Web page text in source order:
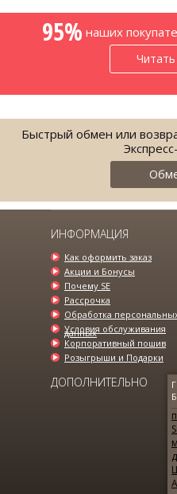
МУЖСКОЙ
95% наших
Быстрый обмен или
ИНФОРМАЦИЯ
Как оформить заказ
Акции и Бонусы
Почему SE
Рассрочка
Обработка
данных
Условия обслуживания
Корпоративный пошив
Розыгрыши и Подарки
ДОПОЛНИТЕЛЬНО